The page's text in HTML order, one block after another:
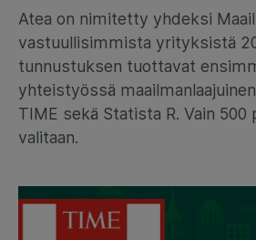
Atea on nimitetty yhdeksi
vastuullisimmista yrityksistä
tunnustuksen tuottavat
yhteistyössä
TIME sekä Statista R. Vain
valitaan.